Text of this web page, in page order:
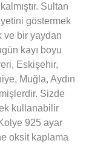
Sultan
göstermek
ve bir yaydan
kayı boyu
Eskişehir,
Muğla, Aydın
Sizde
kullanabilir
925 ayar
oksit kaplama